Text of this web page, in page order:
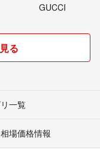
GUCCI
る
一覧
場価格情報